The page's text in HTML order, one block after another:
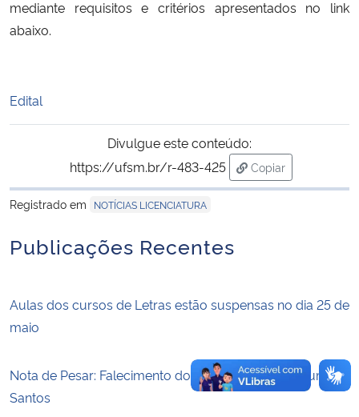
Ministério do Desenvolvimento Regional
Secretaria de Governo
Gabinete de Segurança Institucional
Banco Central do Brasil
mediante requisitos e critérios apresentados no link
abaixo.
Edital
Divulgue este conteúdo:
https://ufsm.br/r-483-425
Copiar
para área de
Registrado em
NOTÍCIAS LICENCIATURA
Publicações Recentes
Aulas dos cursos de Letras estão suspensas no dia 25 de
maio
Nota de Pesar: Falecimento do Professor Pedro Brum
Santos